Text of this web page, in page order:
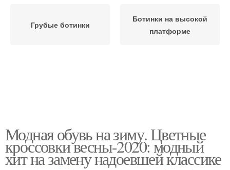
Грубые ботинки
Ботинки на высокой
платформе
Модная обувь на зиму. Цветные
кроссовки весны-2020: модный
хит на замену надоевшей классике